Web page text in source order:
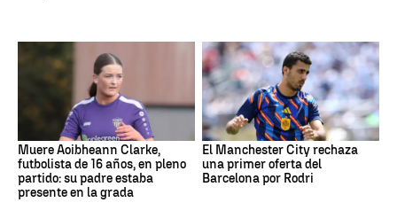
Muere Aoibheann Clarke,
futbolista de 16 años, en pleno
partido: su padre estaba
presente en la grada
El Manchester City rechaza
una primer oferta del
Barcelona por Rodri